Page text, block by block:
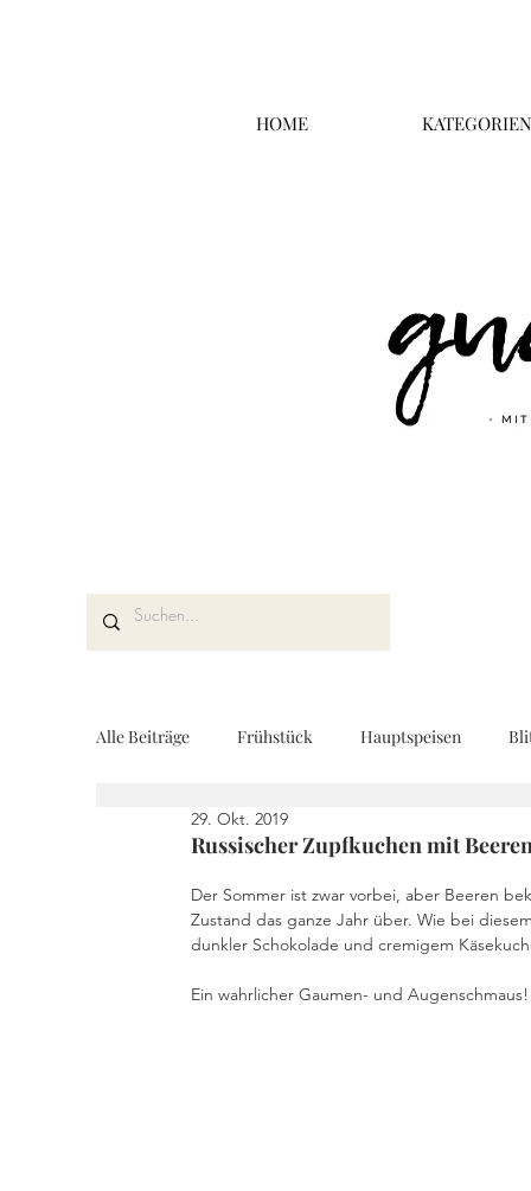
HOME KATEGORIEN
Alle Beiträge Frühstück Hauptspeisen
Kuchen und Desserts
Drinks Fingerfood Geschenke aus der
Russischer Zupfkuchen mit
29. Okt. 2019
Der Sommer ist zwar vorbei, aber Beeren
Zustand das ganze Jahr über. Wie bei
dunkler Schokolade und cremigem
Ein wahrlicher Gaumen- und Augenschmaus!